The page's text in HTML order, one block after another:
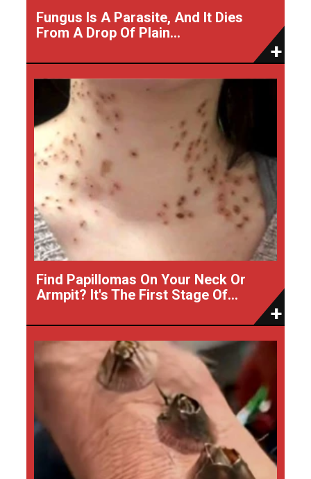
Fungus Is A Parasite, And It Dies
From A Drop Of Plain...
Find Papillomas On Your Neck Or
Armpit? It's The First Stage Of...